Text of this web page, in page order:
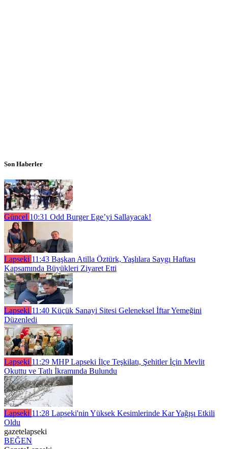
Son Haberler
Güncel 10:31 Odd Burger Ege’yi Sallayacak!
Lapseki 11:43 Başkan Atilla Öztürk, Yaşlılara Saygı Haftası
Kapsamında Büyükleri Ziyaret Etti
Lapseki 11:40 Küçük Sanayi Sitesi Geleneksel İftar Yemeğini
Düzenledi
Lapseki 11:29 MHP Lapseki İlçe Teşkilatı, Şehitler İçin Mevlit
Okuttu ve Tatlı İkramında Bulundu
Lapseki 11:28 Lapseki'nin Yüksek Kesimlerinde Kar Yağışı Etkili
Oldu
gazetelapseki
BEĞEN